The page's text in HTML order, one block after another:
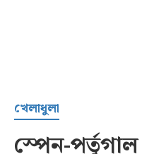
সর্বশেষ
খেলাধুলা
স্পেন-পর্তুগাল